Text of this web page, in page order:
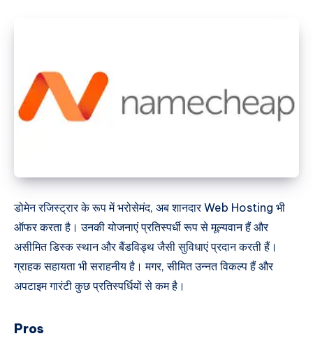
डोमेन रजिस्ट्रार के रूप में भरोसेमंद, अब शानदार Web Hosting भी
ऑफर करता है। उनकी योजनाएं प्रतिस्पर्धी रूप से मूल्यवान हैं और
असीमित डिस्क स्थान और बैंडविड्थ जैसी सुविधाएं प्रदान करती हैं।
ग्राहक सहायता भी सराहनीय है। मगर, सीमित उन्नत विकल्प हैं और
अपटाइम गारंटी कुछ प्रतिस्पर्धियों से कम है।
Pros